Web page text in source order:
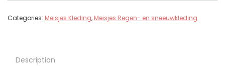
Categories: Meisjes Kleding, Meisjes Regen- en sneeuwkleding
Description